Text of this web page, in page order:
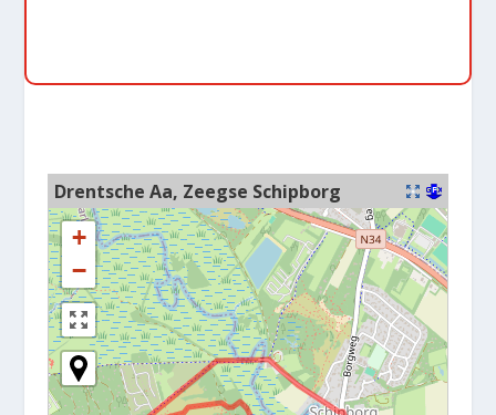
Drentsche Aa, Zeegse Schipborg
+
−